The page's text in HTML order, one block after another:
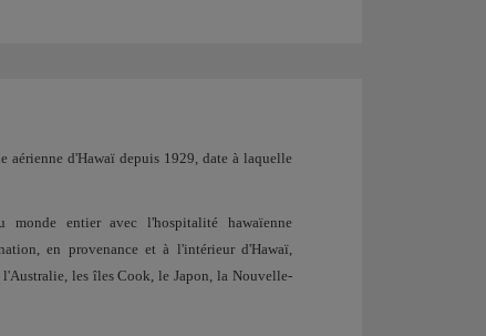
aérienne d'Hawaï depuis 1929, date à laquelle
monde entier avec l'hospitalité hawaïenne
en provenance et à l'intérieur d'Hawaï,
l'Australie, les îles Cook, le Japon, la Nouvelle-